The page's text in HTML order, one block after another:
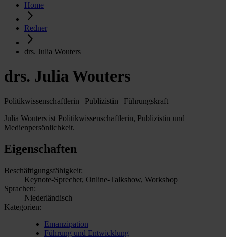
Home
Redner
drs. Julia Wouters
drs. Julia Wouters
Politikwissenschaftlerin | Publizistin | Führungskraft
Julia Wouters ist Politikwissenschaftlerin, Publizistin und
Medienpersönlichkeit.
Eigenschaften
Beschäftigungsfähigkeit:
Keynote-Sprecher, Online-Talkshow, Workshop
Sprachen:
Niederländisch
Kategorien:
Emanzipation
Führung und Entwicklung